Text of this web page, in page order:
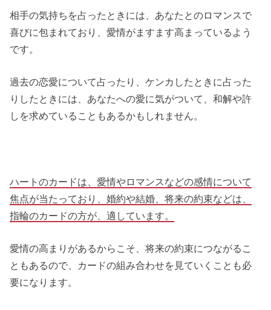
相手の気持ちを占ったときには、あなたとのロマンスで
喜びに包まれており、愛情がますます高まっているよう
です。
過去の恋愛について占ったり、ケンカしたときに占った
りしたときには、あなたへの愛に気がついて、和解や許
しを求めていることもあるかもしれません。
ハートのカードは、愛情やロマンスなどの感情について
焦点が当たっており、婚約や結婚、将来の約束などは、
指輪のカードの方が、適しています。
愛情の高まりがあるからこそ、将来の約束につながるこ
ともあるので、カードの組み合わせを見ていくことも必
要になります。